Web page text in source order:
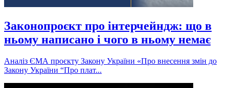
Законопроєкт про інтерчейндж: що в
ньому написано і чого в ньому немає
Аналіз ЄМА проєкту Закону України «Про внесення змін до
Закону України “Про плат...